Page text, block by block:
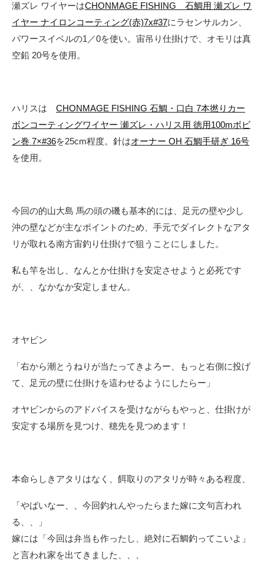
瀬ズレ ワイヤーはCHONMAGE FISHING 石鯛用 瀬ズレ ワ
イヤー ナイロンコーティング(赤)7x#37にラセンサルカン、
パワースイベルの1／0を使い。宙吊り仕掛けで、オモリは真
空鉛 20号を使用。
ハリスは CHONMAGE FISHING 石鯛・口白 7本撚りカー
ボンコーティングワイヤー 瀬ズレ・ハリス用 徳用100mボビ
ン巻 7×#36を25cm程度。針はオーナー OH 石鯛手研ぎ 16号
を使用。
今回の的山大島 馬の頭の磯も基本的には、足元の壁や少し
沖の壁などが主なポイントのため、手元でダイレクトなアタ
リが取れる南方宙釣り仕掛けで狙うことにしました。
私も竿を出し、なんとか仕掛けを安定させようと必死です
が、、なかなか安定しません。
オヤビン
「右から潮とうねりが当たってきよろー、もっと右側に投げ
て、足元の壁に仕掛けを這わせるようにしたらー」
オヤビンからのアドバイスを受けながらもやっと、仕掛けが
安定する場所を見つけ、穂先を見つめます！
本命らしきアタリはなく、餌取りのアタリが時々ある程度、
「やばいなー、、今回釣れんやったらまた嫁に文句言われ
る、、」
嫁には「今回は弁当も作ったし、絶対に石鯛釣ってこいよ」
と言われ家を出てきました、、、